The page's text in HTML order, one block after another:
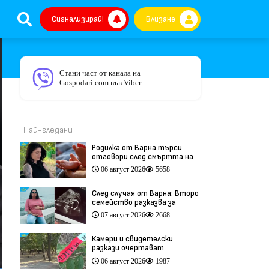
Сигнализирай! Влизане
Стани част от канала на
Gospodari.com във Viber
Най-гледани
Родилка от Варна търси
отговори след смъртта на
бебето ѝ дни преди секцио
(видео)
06 август 2026 5658
След случая от Варна: Второ
семейство разказва за
трагедия след бременност
при същия лекар (видео)
07 август 2026 2668
Камери и свидетелски
разкази очертават
хронологията на фаталния
побой край Младежкия хълм
06 август 2026 1987